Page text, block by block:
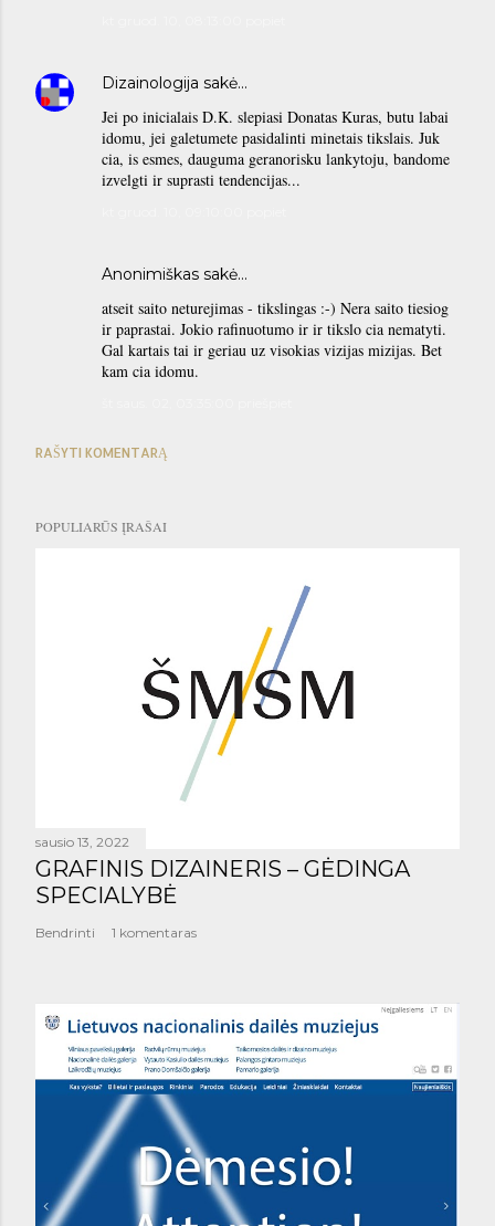
Dizainologija sakė…
Jei po inicialais D.K. slepiasi Donatas Kuras, butu labai
idomu, jei galetumete pasidalinti minetais tikslais. Juk
cia, is esmes, dauguma geranorisku lankytoju, bandome
izvelgti ir suprasti tendencijas...
Anonimiškas sakė…
atseit saito neturejimas - tikslingas :-) Nera saito tiesiog
ir paprastai. Jokio rafinuotumo ir ir tikslo cia nematyti.
Gal kartais tai ir geriau uz visokias vizijas mizijas. Bet
kam cia idomu.
RAŠYTI KOMENTARĄ
POPULIARŪS ĮRAŠAI
sausio 13, 2022
GRAFINIS DIZAINERIS – GĖDINGA
SPECIALYBĖ
Bendrinti 1 komentaras